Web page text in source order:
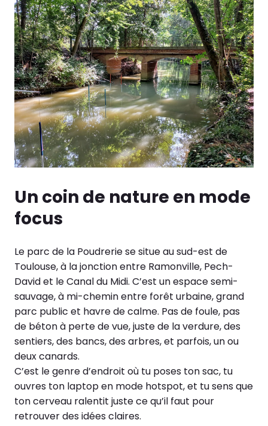
Un coin de nature en mode
focus
Le parc de la Poudrerie se situe au sud-est de
Toulouse, à la jonction entre Ramonville, Pech-
David et le Canal du Midi. C’est un espace semi-
sauvage, à mi-chemin entre forêt urbaine, grand
parc public et havre de calme. Pas de foule, pas
de béton à perte de vue, juste de la verdure, des
sentiers, des bancs, des arbres, et parfois, un ou
deux canards.
C’est le genre d’endroit où tu poses ton sac, tu
ouvres ton laptop en mode hotspot, et tu sens que
ton cerveau ralentit juste ce qu’il faut pour
retrouver des idées claires.